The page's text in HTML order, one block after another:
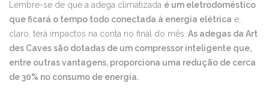
Lembre-se de que a adega climatizada é um eletrodoméstico
que ficará o tempo todo conectada à energia elétrica e,
claro, terá impactos na conta no final do mês. As adegas da Art
des Caves são dotadas de um compressor inteligente que,
entre outras vantagens, proporciona uma redução de cerca
de 30% no consumo de energia.